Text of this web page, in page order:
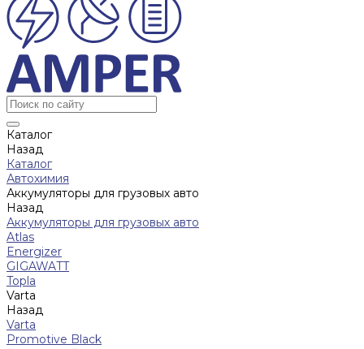
Каталог
Назад
Каталог
Автохимия
Аккумуляторы для грузовых авто
Назад
Аккумуляторы для грузовых авто
Atlas
Energizer
GIGAWATT
Topla
Varta
Назад
Varta
Promotive Black